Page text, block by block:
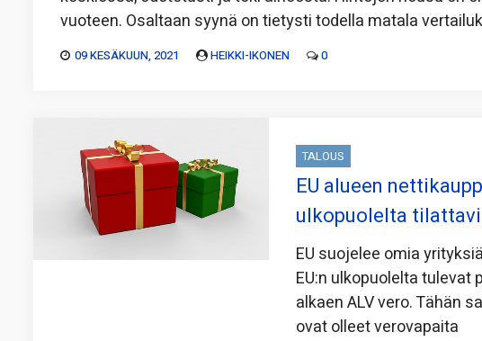
vuoteen. Osaltaan syynä on tietysti todella matala
09 KESÄKUUN, 2021 HEIKKI-IKONEN 0
TALOUS
EU alueen
ulkopuolelta
EU suojelee omia
EU:n ulkopuolelta tulevat
alkaen ALV vero. Tähän
ovat olleet verovapaita